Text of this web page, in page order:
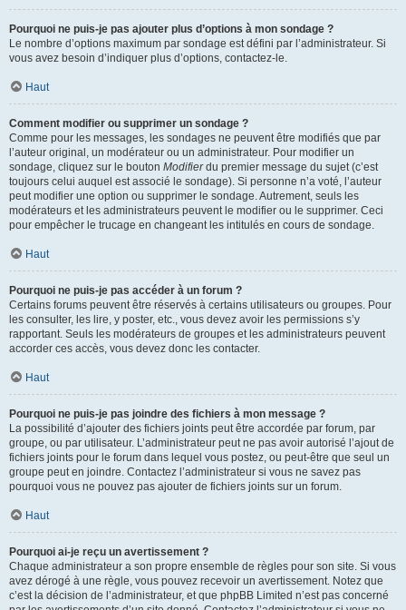
Pourquoi ne puis-je pas ajouter plus d’options à mon sondage ?
Le nombre d’options maximum par sondage est défini par l’administrateur. Si
vous avez besoin d’indiquer plus d’options, contactez-le.
Haut
Comment modifier ou supprimer un sondage ?
Comme pour les messages, les sondages ne peuvent être modifiés que par
l’auteur original, un modérateur ou un administrateur. Pour modifier un
sondage, cliquez sur le bouton Modifierdu premier message du sujet (c’est
toujours celui auquel est associé le sondage). Si personne n’a voté, l’auteur
peut modifier une option ou supprimer le sondage. Autrement, seuls les
modérateurs et les administrateurs peuvent le modifier ou le supprimer. Ceci
pour empêcher le trucage en changeant les intitulés en cours de sondage.
Haut
Pourquoi ne puis-je pas accéder à un forum ?
Certains forums peuvent être réservés à certains utilisateurs ou groupes. Pour
les consulter, les lire, y poster, etc., vous devez avoir les permissions s’y
rapportant. Seuls les modérateurs de groupes et les administrateurs peuvent
accorder ces accès, vous devez donc les contacter.
Haut
Pourquoi ne puis-je pas joindre des fichiers à mon message ?
La possibilité d’ajouter des fichiers joints peut être accordée par forum, par
groupe, ou par utilisateur. L’administrateur peut ne pas avoir autorisé l’ajout de
fichiers joints pour le forum dans lequel vous postez, ou peut-être que seul un
groupe peut en joindre. Contactez l’administrateur si vous ne savez pas
pourquoi vous ne pouvez pas ajouter de fichiers joints sur un forum.
Haut
Pourquoi ai-je reçu un avertissement ?
Chaque administrateur a son propre ensemble de règles pour son site. Si vous
avez dérogé à une règle, vous pouvez recevoir un avertissement. Notez que
c’est la décision de l’administrateur, et que phpBB Limited n’est pas concerné